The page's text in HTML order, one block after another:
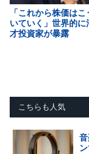
「これから株価は
いていく」世界的に
才投資家が暴露
こちらも人気